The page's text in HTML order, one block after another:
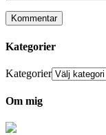
Kategorier
Kategorier
Om mig